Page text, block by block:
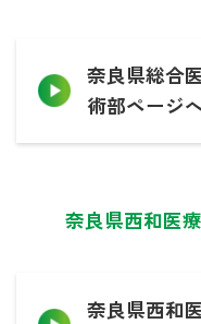
奈良県総合
術部ページ
奈良県西和医
奈良県西和